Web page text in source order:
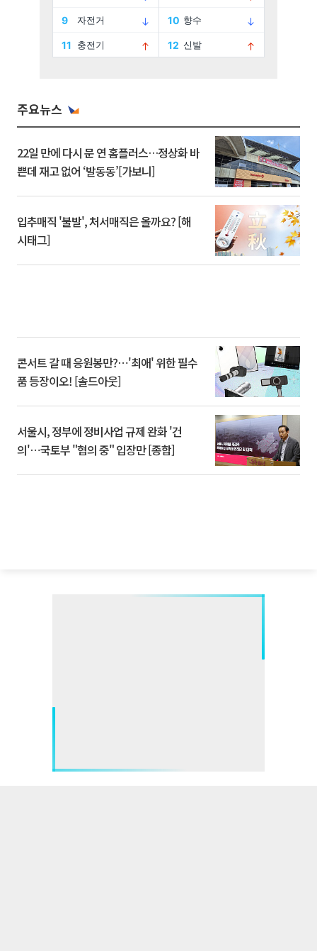
주요뉴스
22일 만에 다시 문 연 홈플러스…정상화 바
쁜데 재고 없어 ‘발동동’[가보니]
입추매직 '불발', 처서매직은 올까요? [해
시태그]
콘서트 갈 때 응원봉만?⋯'최애' 위한 필수
품 등장이오! [솔드아웃]
서울시, 정부에 정비사업 규제 완화 '건
의'⋯국토부 "협의 중" 입장만 [종합]